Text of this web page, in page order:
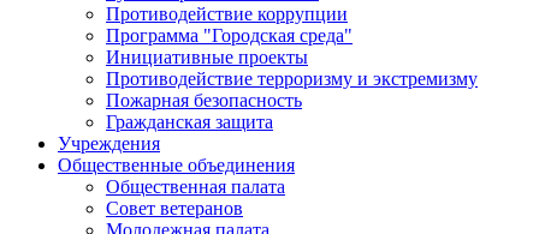
Противодействие коррупции
Программа "Городская среда"
Инициативные проекты
Противодействие терроризму и экстремизму
Пожарная безопасность
Гражданская защита
Учреждения
Общественные объединения
Общественная палата
Совет ветеранов
Молодежная палата